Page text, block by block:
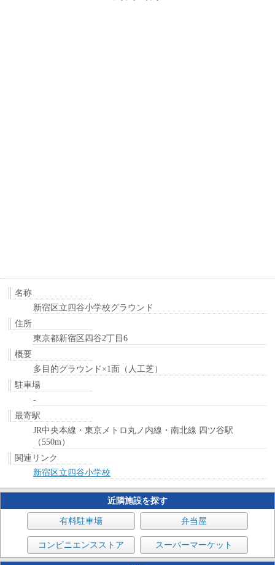
名称
新宿区立四谷小学校グラウンド
住所
東京都新宿区四谷2丁目6
概要
多目的グラウンド×1面（人工芝）
駐車場
-
最寄駅
JR中央本線・東京メトロ丸ノ内線・南北線 四ツ谷駅
（550m）
関連リンク
新宿区立四谷小学校
近隣施設を探す
有料駐車場 弁当屋
コンビニエンスストア スーパーマーケット